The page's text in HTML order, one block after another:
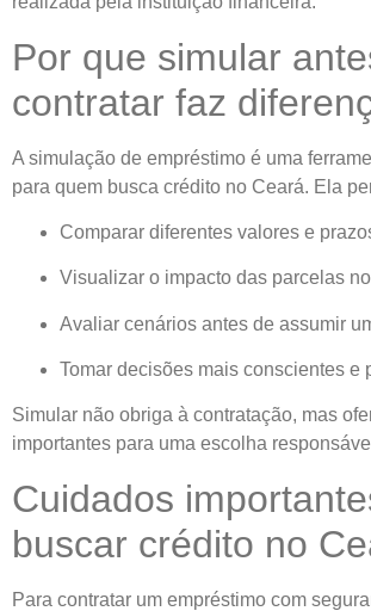
Por que simular
contratar faz
A simulação de empréstimo é uma
para quem busca crédito no Ceará. Ela
Comparar diferentes valores e
Visualizar o impacto das parcelas
Avaliar cenários antes de assumir
Tomar decisões mais conscientes e
Simular não obriga à contratação, mas
importantes para uma escolha
Cuidados
buscar crédito no
Para contratar um empréstimo com